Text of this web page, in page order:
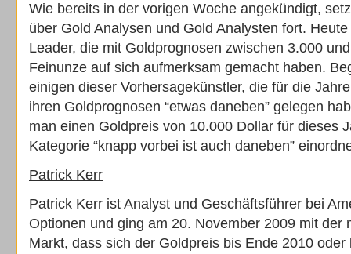
Wie bereits in der vorigen Woche angekündigt,
über Gold Analysen und Gold Analysten fort.
Leader, die mit Goldprognosen zwischen 3.000
Feinunze auf sich aufmerksam gemacht haben.
einigen dieser Vorhersagekünstler, die für die
ihren Goldprognosen “etwas daneben” gelegen
man einen Goldpreis von 10.000 Dollar für dieses
Kategorie “knapp vorbei ist auch daneben”
Patrick Kerr
Patrick Kerr ist Analyst und Geschäftsführer bei
Optionen und ging am 20. November 2009 mit der
Markt, dass sich der Goldpreis bis Ende 2010